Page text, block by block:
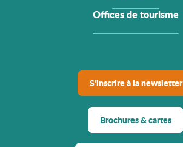
Offices de tourisme
S'inscrire à la newsletter
Brochures & cartes